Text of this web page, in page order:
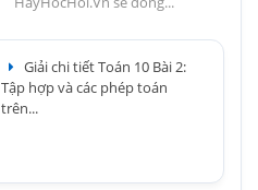
Giải chi tiết Toán 10 Bài 2:
Tập hợp và các phép toán
trên...